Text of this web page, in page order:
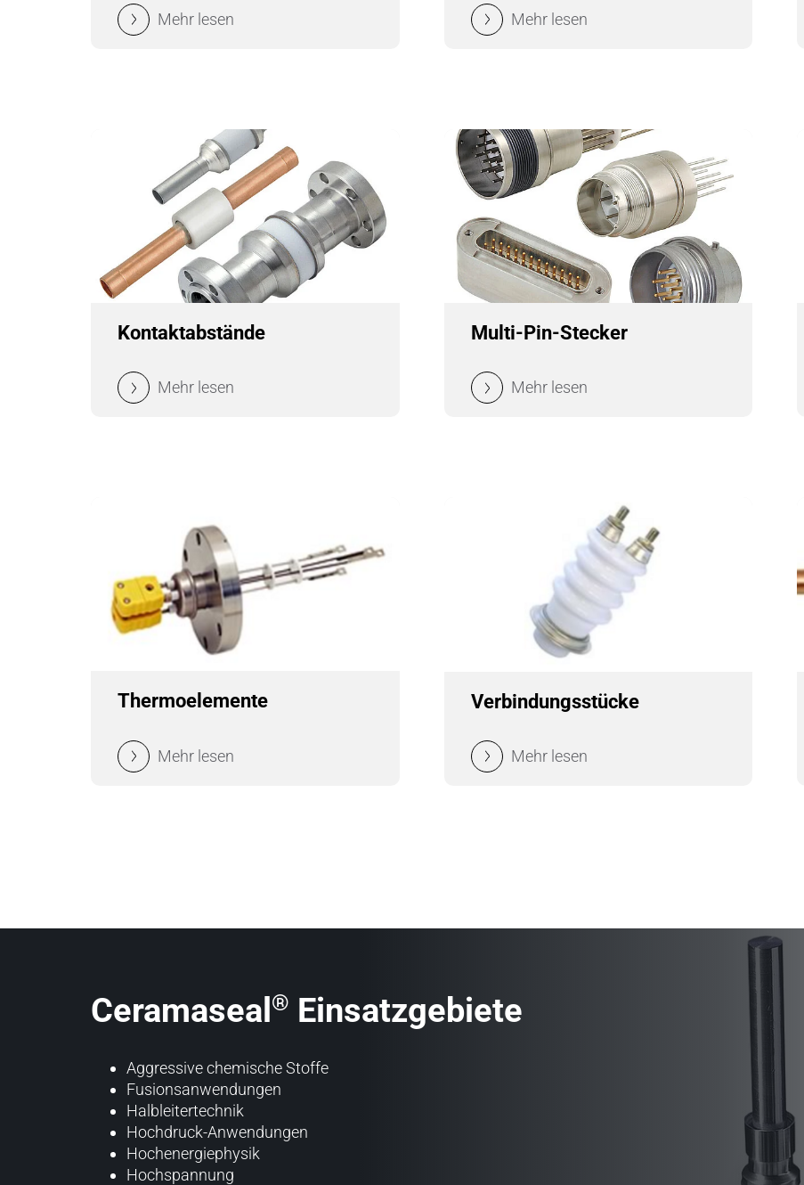
Verbindungen & Durchführungen
Mehr lesen Mehr lesen
Kontaktabstände
Mehr lesen
Multi-Pin-Stecker
Mehr lesen
Thermoelemente
Mehr lesen
Verbindungsstücke
Mehr lesen
Ceramaseal ® Einsatzgebiete
Aggressive chemische Stoffe
Fusionsanwendungen
Halbleitertechnik
Hochdruck-Anwendungen
Hochenergiephysik
Hochspannung